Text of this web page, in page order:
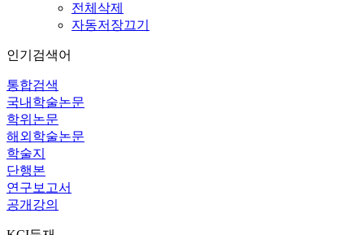
전체삭제
자동저장끄기
인기검색어
통합검색
국내학술논문
학위논문
해외학술논문
학술지
단행본
연구보고서
공개강의